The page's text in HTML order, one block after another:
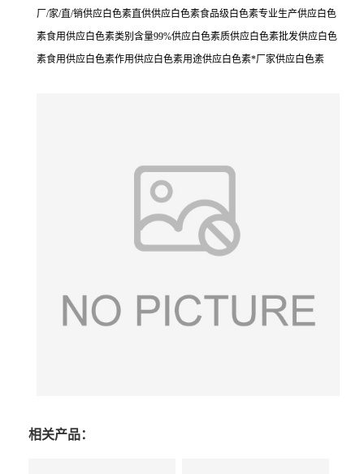
厂/家/直/销供应白色素直供供应白色素食品级白色素专业生产供应白色
素食用供应白色素类别含量99%供应白色素质供应白色素批发供应白色
素食用供应白色素作用供应白色素用途供应白色素*厂家供应白色素
相关产品：